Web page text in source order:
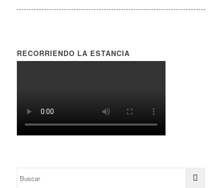
RECORRIENDO LA ESTANCIA